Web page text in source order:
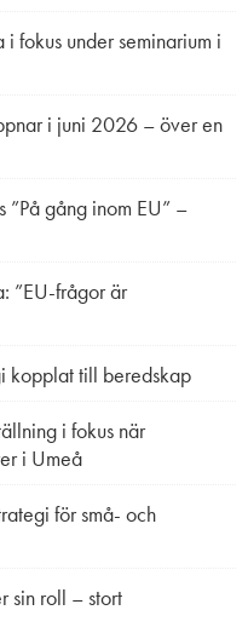
i fokus under seminarium i
i juni 2026 – över en
”På gång inom EU” –
”EU-frågor är
kopplat till beredskap
i fokus när
i Umeå
för små- och
sin roll – stort